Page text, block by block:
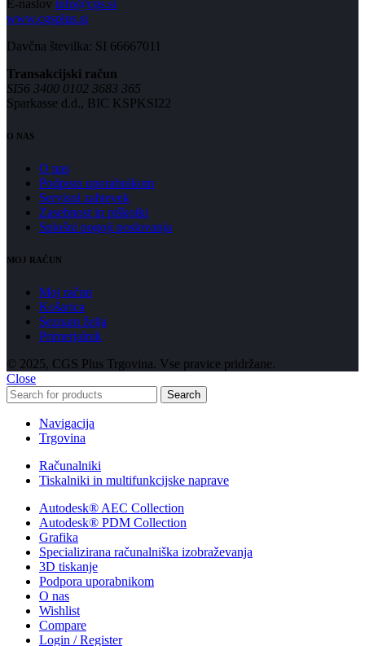
E-naslov info@cgs.si
www.cgsplus.si
Davčna številka: SI 66667011
Transakcijski račun
SI56 3400 0102 3683 365
Sparkasse d.d., BIC KSPKSI22
O NAS
O nas
Podpora uporabnikom
Servisni zahtevek
Zasebnost in piškotki
Splošni pogoji poslovanja
MOJ RAČUN
Moj račun
Košarica
Seznam želja
Primerjalnik
© 2025, CGS Plus Trgovina. Vse pravice pridržane.
Close
Search
Navigacija
Trgovina
Računalniki
Tiskalniki in multifunkcijske naprave
Autodesk® AEC Collection
Autodesk® PDM Collection
Grafika
Specializirana računalniška izobraževanja
3D tiskanje
Podpora uporabnikom
O nas
Wishlist
Compare
Login / Register